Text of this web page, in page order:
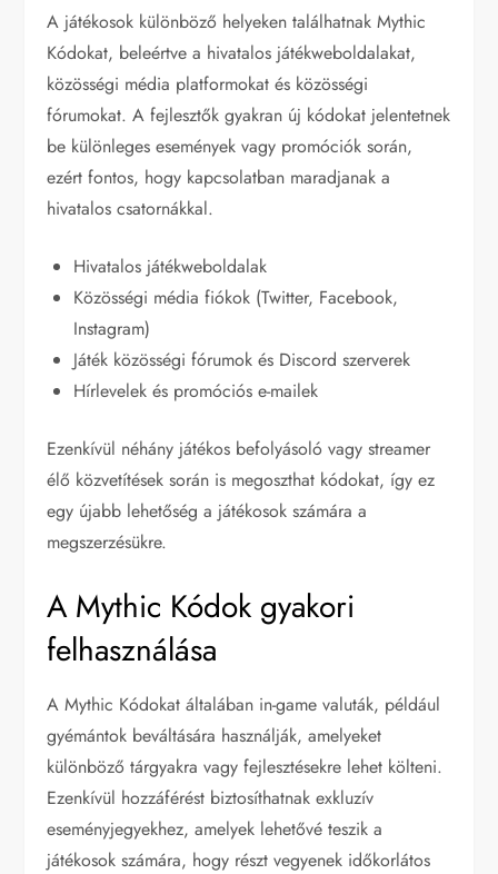
A játékosok különböző helyeken találhatnak Mythic
Kódokat, beleértve a hivatalos játékweboldalakat,
közösségi média platformokat és közösségi
fórumokat. A fejlesztők gyakran új kódokat jelentetnek
be különleges események vagy promóciók során,
ezért fontos, hogy kapcsolatban maradjanak a
hivatalos csatornákkal.
Hivatalos játékweboldalak
Közösségi média fiókok (Twitter, Facebook,
Instagram)
Játék közösségi fórumok és Discord szerverek
Hírlevelek és promóciós e-mailek
Ezenkívül néhány játékos befolyásoló vagy streamer
élő közvetítések során is megoszthat kódokat, így ez
egy újabb lehetőség a játékosok számára a
megszerzésükre.
A Mythic Kódok gyakori
felhasználása
A Mythic Kódokat általában in-game valuták, például
gyémántok beváltására használják, amelyeket
különböző tárgyakra vagy fejlesztésekre lehet költeni.
Ezenkívül hozzáférést biztosíthatnak exkluzív
eseményjegyekhez, amelyek lehetővé teszik a
játékosok számára, hogy részt vegyenek időkorlátos